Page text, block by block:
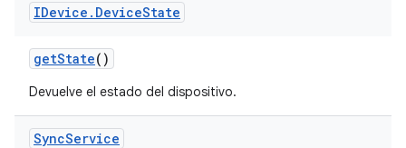
IDevice . DeviceState
getState()
Devuelve el estado del dispositivo.
SyncService